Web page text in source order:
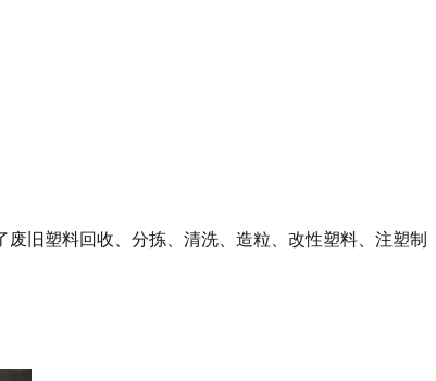
旧塑料回收、分拣、清洗、造粒、改性塑料、注塑制